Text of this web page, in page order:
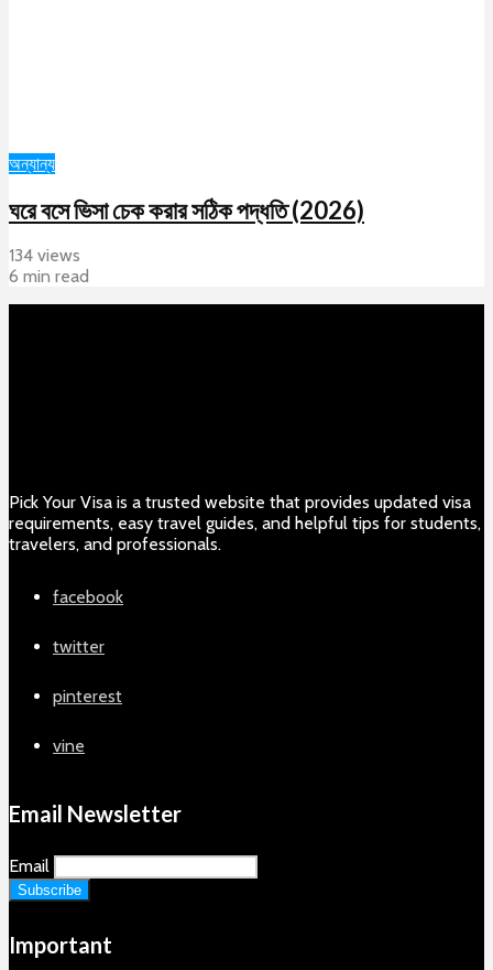
অন্যান্য
ঘরে বসে ভিসা চেক করার সঠিক পদ্ধতি (2026)
134 views
6 min read
Pick Your Visa is a trusted website that provides updated visa
requirements, easy travel guides, and helpful tips for students,
travelers, and professionals.
facebook
twitter
pinterest
vine
Email Newsletter
Email
Important